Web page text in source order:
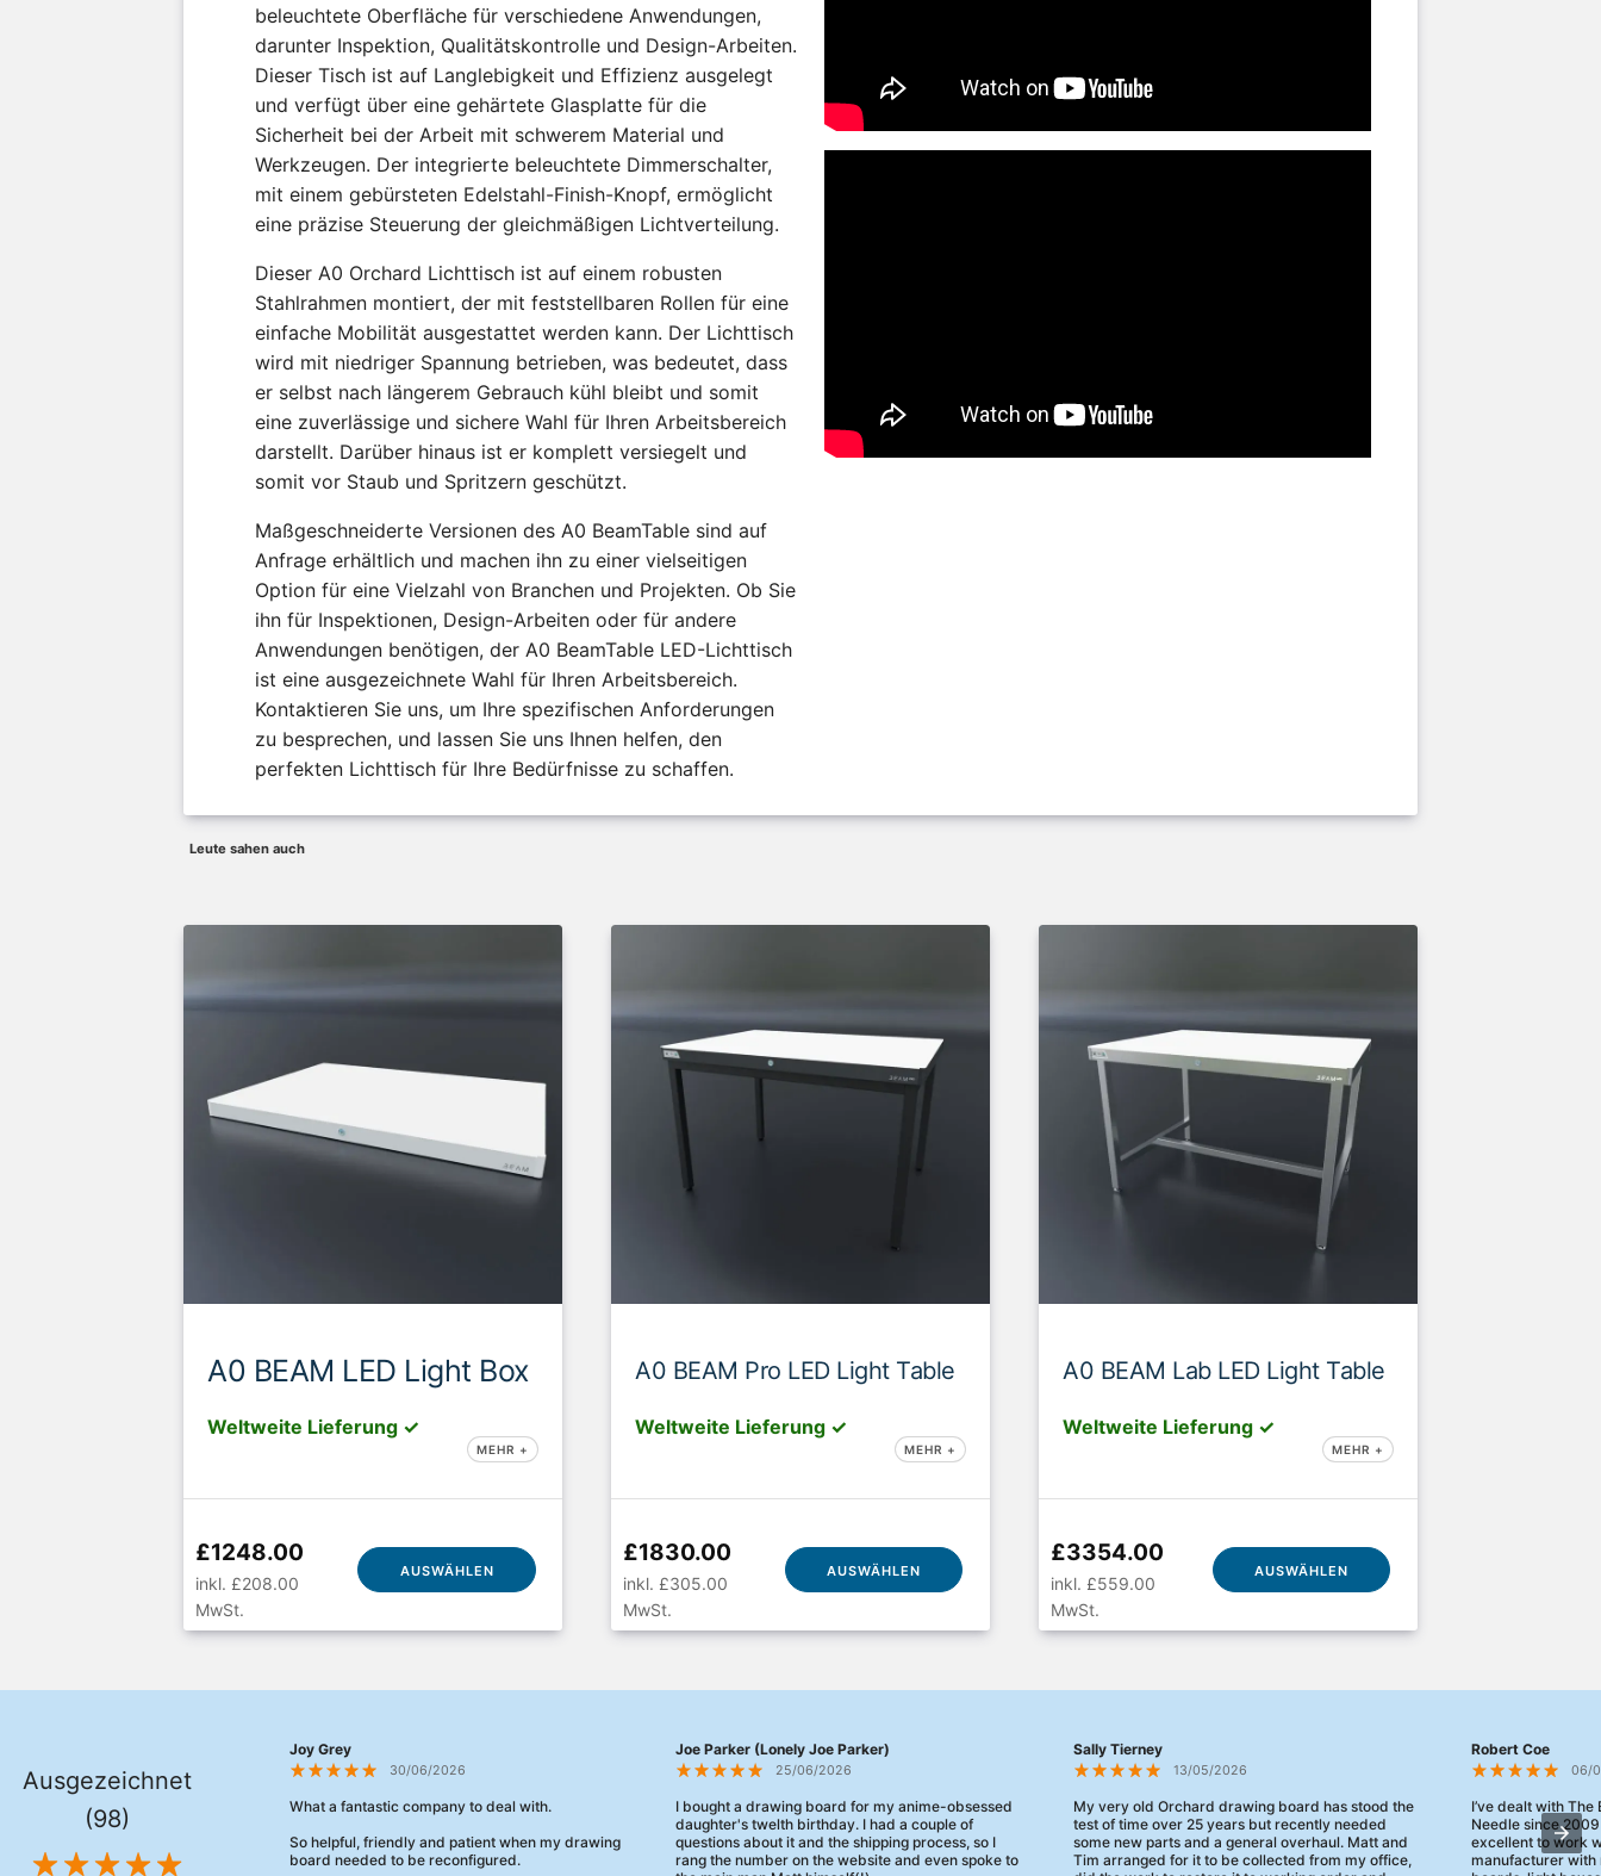
beleuchtete Oberfläche für verschiedene Anwendungen,
darunter Inspektion, Qualitätskontrolle und Design-Arbeiten.
Dieser Tisch ist auf Langlebigkeit und Effizienz ausgelegt
und verfügt über eine gehärtete Glasplatte für die
Sicherheit bei der Arbeit mit schwerem Material und
Werkzeugen. Der integrierte beleuchtete Dimmerschalter,
mit einem gebürsteten Edelstahl-Finish-Knopf, ermöglicht
eine präzise Steuerung der gleichmäßigen Lichtverteilung.
Dieser A0 Orchard Lichttisch ist auf einem robusten
Stahlrahmen montiert, der mit feststellbaren Rollen für eine
einfache Mobilität ausgestattet werden kann. Der Lichttisch
wird mit niedriger Spannung betrieben, was bedeutet, dass
er selbst nach längerem Gebrauch kühl bleibt und somit
eine zuverlässige und sichere Wahl für Ihren Arbeitsbereich
darstellt. Darüber hinaus ist er komplett versiegelt und
somit vor Staub und Spritzern geschützt.
Maßgeschneiderte Versionen des A0 BeamTable sind auf
Anfrage erhältlich und machen ihn zu einer vielseitigen
Option für eine Vielzahl von Branchen und Projekten. Ob Sie
ihn für Inspektionen, Design-Arbeiten oder für andere
Anwendungen benötigen, der A0 BeamTable LED-Lichttisch
ist eine ausgezeichnete Wahl für Ihren Arbeitsbereich.
Kontaktieren Sie uns, um Ihre spezifischen Anforderungen
zu besprechen, und lassen Sie uns Ihnen helfen, den
perfekten Lichttisch für Ihre Bedürfnisse zu schaffen.
Leute sahen auch
A0 BEAM LED Light Box
Weltweite Lieferung ✓
MEHR +
£1248.00
inkl. £208.00
MwSt.
AUSWÄHLEN
A0 BEAM Pro LED Light Table
Weltweite Lieferung ✓
MEHR +
£1830.00
inkl. £305.00
MwSt.
AUSWÄHLEN
A0 BEAM Lab LED Light Table
Weltweite Lieferung ✓
MEHR +
£3354.00
inkl. £559.00
MwSt.
AUSWÄHLEN
Ausgezeichnet
(98)
Joy Grey
30/06/2026
What a fantastic company to deal with.
So helpful, friendly and patient when my drawing
board needed to be reconfigured.
Joe Parker (Lonely Joe Parker)
25/06/2026
I bought a drawing board for my anime-obsessed
daughter's twelth birthday. I had a couple of
questions about it and the shipping process, so I
rang the number on the website and even spoke to
Sally Tierney
13/05/2026
My very old Orchard drawing board has stood the
test of time over 25 years but recently needed
some new parts and a general overhaul. Matt and
Tim arranged for it to be collected from my office,
Robert Coe
06/
I’ve dealt with
Needle since
excellent to work
manufacturer with